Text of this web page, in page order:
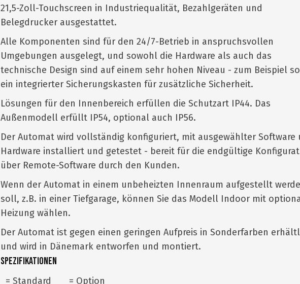
21,5-Zoll-Touchscreen in Industriequalität, Bezahlgeräten und
Belegdrucker ausgestattet.
Alle Komponenten sind für den 24/7-Betrieb in anspruchsvollen
Umgebungen ausgelegt, und sowohl die Hardware als auch das
technische Design sind auf einem sehr hohen Niveau - zum Beispiel
ein integrierter Sicherungskasten für zusätzliche Sicherheit.
Lösungen für den Innenbereich erfüllen die Schutzart IP44. Das
Außenmodell erfüllt IP54, optional auch IP56.
Der Automat wird vollständig konfiguriert, mit ausgewählter Software
Hardware installiert und getestet - bereit für die endgültige
über Remote-Software durch den Kunden.
Wenn der Automat in einem unbeheizten Innenraum aufgestellt
soll, z.B. in einer Tiefgarage, können Sie das Modell Indoor mit
Heizung wählen.
Der Automat ist gegen einen geringen Aufpreis in Sonderfarben
und wird in Dänemark entworfen und montiert.
Spezifikationen
= Standard = Option